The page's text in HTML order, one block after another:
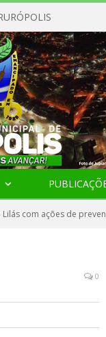
com ações de
0